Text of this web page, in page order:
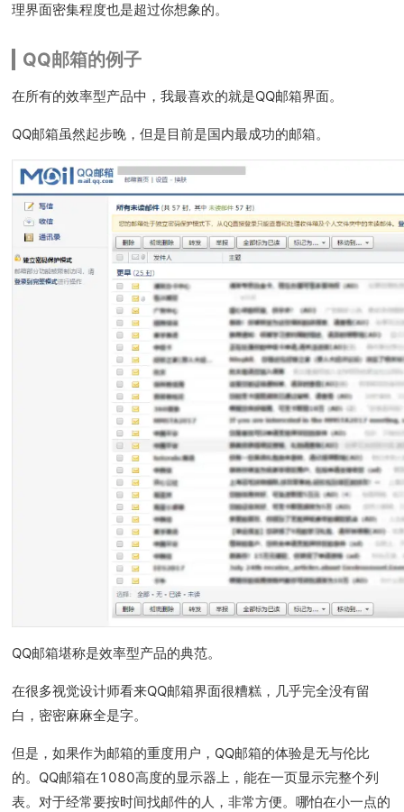
理界面密集程度也是超过你想象的。
QQ邮箱的例子
在所有的效率型产品中，我最喜欢的就是QQ邮箱界面。
QQ邮箱虽然起步晚，但是目前是国内最成功的邮箱。
QQ邮箱堪称是效率型产品的典范。
在很多视觉设计师看来QQ邮箱界面很糟糕，几乎完全没有留
白，密密麻麻全是字。
但是，如果作为邮箱的重度用户，QQ邮箱的体验是无与伦比
的。QQ邮箱在1080高度的显示器上，能在一页显示完整个列
表。对于经常要按时间找邮件的人，非常方便。哪怕在小一点的